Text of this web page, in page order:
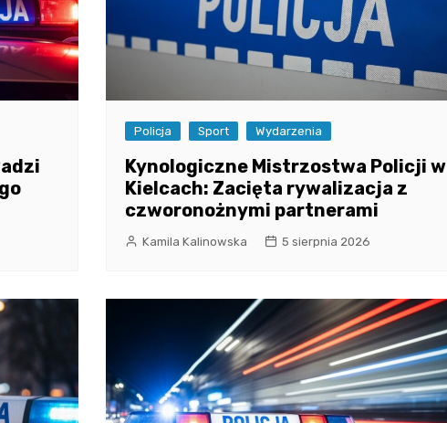
Policja Sport Wydarzenia
Kynologiczne Mistrzostwa Policji w
Kielcach: Zacięta rywalizacja z
czworonożnymi partnerami
Kamila Kalinowska 5 sierpnia 2026